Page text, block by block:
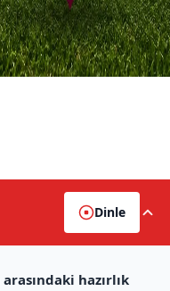
Dinle
arasındaki hazırlık